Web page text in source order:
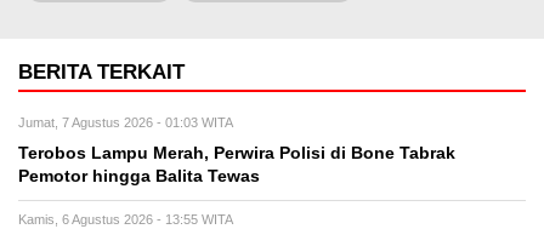
BERITA TERKAIT
Jumat, 7 Agustus 2026 - 01:03 WITA
Terobos Lampu Merah, Perwira Polisi di Bone Tabrak
Pemotor hingga Balita Tewas
Kamis, 6 Agustus 2026 - 13:55 WITA